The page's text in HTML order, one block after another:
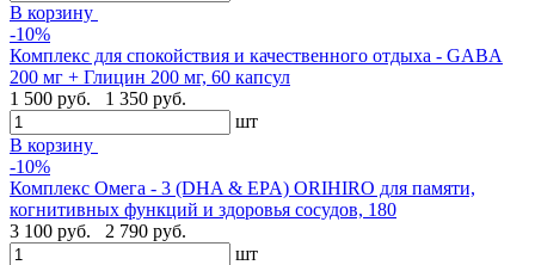
В корзину
-10%
Комплекс для спокойствия и качественного отдыха - GABA
200 мг + Глицин 200 мг, 60 капсул
1 500 руб.
1 350 руб.
шт
В корзину
-10%
Комплекс Омега - 3 (DHA & EPA) ORIHIRO для памяти,
когнитивных функций и здоровья сосудов, 180
3 100 руб.
2 790 руб.
шт